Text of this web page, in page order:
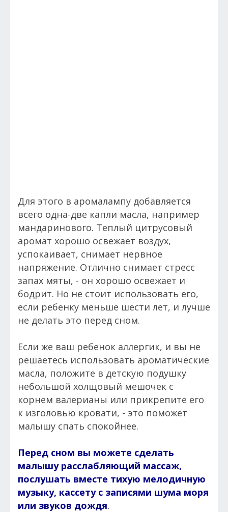
Для этого в аромалампу добавляется
всего одна-две капли масла, например
мандаринового. Теплый цитрусовый
аромат хорошо освежает воздух,
успокаивает, снимает нервное
напряжение. Отлично снимает стресс
запах мяты, - он хорошо освежает и
бодрит. Но не стоит использовать его,
если ребенку меньше шести лет, и лучше
не делать это перед сном.
Если же ваш ребенок аллергик, и вы не
решаетесь использовать ароматические
масла, положите в детскую подушку
небольшой холщовый мешочек с
корнем валерианы или прикрепите его
к изголовью кровати, - это поможет
малышу спать спокойнее.
Перед сном вы можете сделать
малышу расслабляющий массаж,
послушать вместе тихую мелодичную
музыку, кассету с записями шума моря
или звуков дождя.